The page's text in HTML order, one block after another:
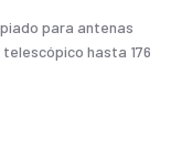
para antenas
hasta 176